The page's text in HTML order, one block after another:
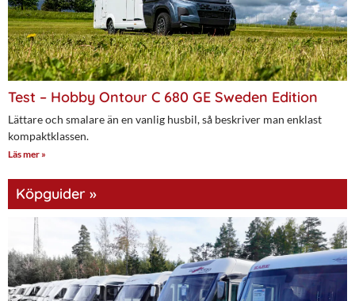
Test – Hobby Ontour C 680 GE Sweden Edition
Lättare och smalare än en vanlig husbil, så beskriver man enklast
kompaktklassen.
Läs mer »
Köpguider »